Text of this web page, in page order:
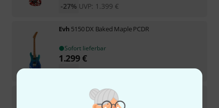
UVP: 1.399 €
-27%
Evh 5150 DX Baked Maple PCDR
Sofort lieferbar
1.299€
UVP:1.449 €
-10%
5150 DX Baked Maple LMZ